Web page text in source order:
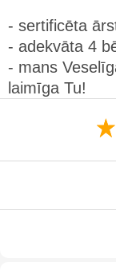
- sertificēta
- adekvāta 4
- mans
laimīga Tu!